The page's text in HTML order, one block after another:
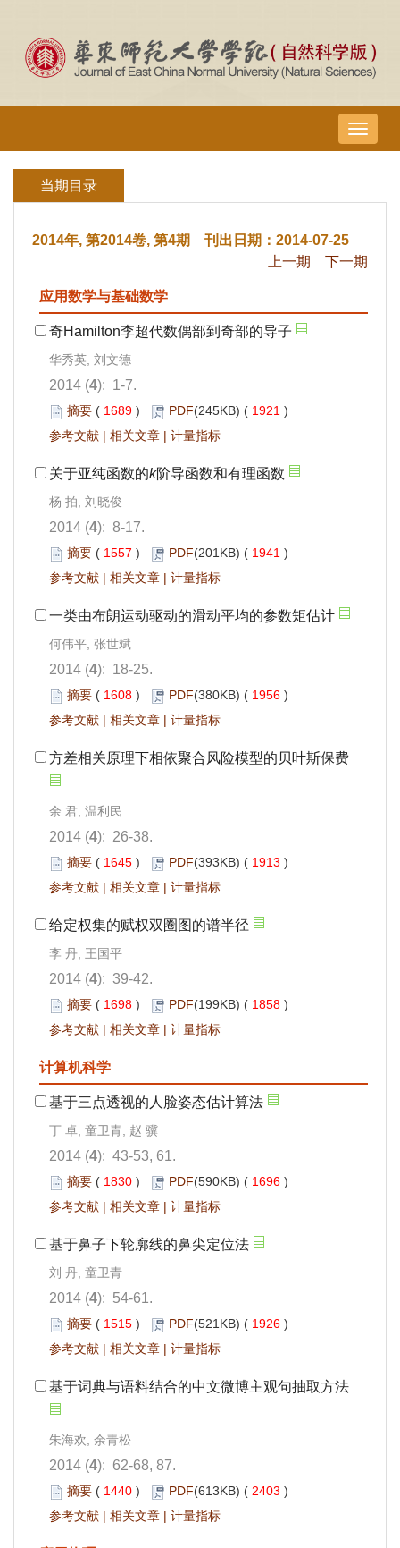
导
航
当期目录
2014年, 第2014卷, 第4期 刊出日期：2014-07-25
上一期
下一期
应用数学与基础数学
奇Hamilton李超代数偶部到奇部的导子
华秀英, 刘文德
2014 (4): 1-7.
摘要 ( 1689 ) PDF(245KB) ( 1921 )
参考文献 | 相关文章 | 计量指标
关于亚纯函数的k阶导函数和有理函数
杨 拍, 刘晓俊
2014 (4): 8-17.
摘要 ( 1557 ) PDF(201KB) ( 1941 )
参考文献 | 相关文章 | 计量指标
一类由布朗运动驱动的滑动平均的参数矩估计
何伟平, 张世斌
2014 (4): 18-25.
摘要 ( 1608 ) PDF(380KB) ( 1956 )
参考文献 | 相关文章 | 计量指标
方差相关原理下相依聚合风险模型的贝叶斯保费
余 君, 温利民
2014 (4): 26-38.
摘要 ( 1645 ) PDF(393KB) ( 1913 )
参考文献 | 相关文章 | 计量指标
给定权集的赋权双圈图的谱半径
李 丹, 王国平
2014 (4): 39-42.
摘要 ( 1698 ) PDF(199KB) ( 1858 )
参考文献 | 相关文章 | 计量指标
计算机科学
基于三点透视的人脸姿态估计算法
丁 卓, 童卫青, 赵 骥
2014 (4): 43-53, 61.
摘要 ( 1830 ) PDF(590KB) ( 1696 )
参考文献 | 相关文章 | 计量指标
基于鼻子下轮廓线的鼻尖定位法
刘 丹, 童卫青
2014 (4): 54-61.
摘要 ( 1515 ) PDF(521KB) ( 1926 )
参考文献 | 相关文章 | 计量指标
基于词典与语料结合的中文微博主观句抽取方法
朱海欢, 余青松
2014 (4): 62-68, 87.
摘要 ( 1440 ) PDF(613KB) ( 2403 )
参考文献 | 相关文章 | 计量指标